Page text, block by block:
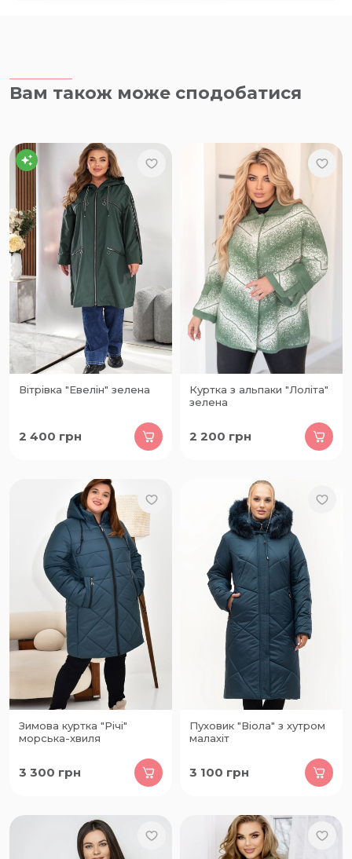
Вам також може сподобатися
Вітрівка "Евелін" зелена
2 400 грн
Куртка з альпаки "Лоліта"
зелена
2 200 грн
Зимова куртка "Річі"
морська-хвиля
3 300 грн
Пуховик "Віола" з хутром
малахіт
3 100 грн